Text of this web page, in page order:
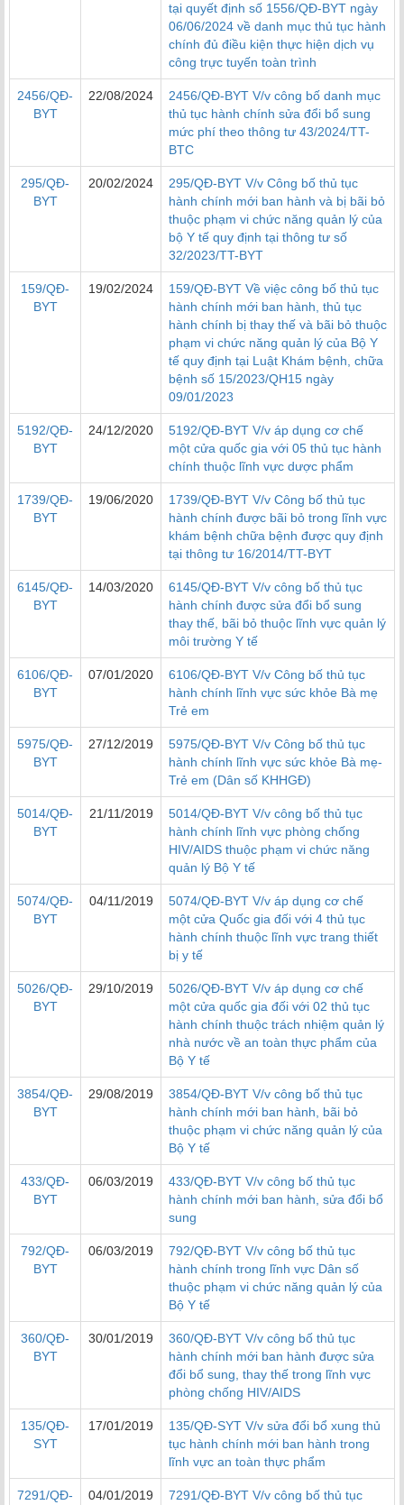
tại quyết định số 1556/QĐ-BYT ngày
06/06/2024 về danh mục thủ tục hành
chính đủ điều kiện thực hiện dịch vụ
công trực tuyến toàn trình
2456/QĐ-
BYT
22/08/2024
2456/QĐ-BYT V/v công bố danh mục
thủ tục hành chính sửa đổi bổ sung
mức phí theo thông tư 43/2024/TT-
BTC
295/QĐ-
BYT
20/02/2024
295/QĐ-BYT V/v Công bố thủ tục
hành chính mới ban hành và bị bãi bỏ
thuộc phạm vi chức năng quản lý của
bộ Y tế quy định tại thông tư số
32/2023/TT-BYT
159/QĐ-
BYT
19/02/2024
159/QĐ-BYT Về việc công bố thủ tục
hành chính mới ban hành, thủ tục
hành chính bị thay thế và bãi bỏ thuộc
phạm vi chức năng quản lý của Bộ Y
tế quy định tại Luật Khám bệnh, chữa
bệnh số 15/2023/QH15 ngày
09/01/2023
5192/QĐ-
BYT
24/12/2020
5192/QĐ-BYT V/v áp dụng cơ chế
một cửa quốc gia với 05 thủ tục hành
chính thuộc lĩnh vực dược phẩm
1739/QĐ-
BYT
19/06/2020
1739/QĐ-BYT V/v Công bố thủ tục
hành chính được bãi bỏ trong lĩnh vực
khám bệnh chữa bệnh được quy định
tại thông tư 16/2014/TT-BYT
6145/QĐ-
BYT
14/03/2020
6145/QĐ-BYT V/v công bố thủ tục
hành chính được sửa đổi bổ sung
thay thế, bãi bỏ thuộc lĩnh vực quản lý
môi trường Y tế
6106/QĐ-
BYT
07/01/2020
6106/QĐ-BYT V/v Công bố thủ tục
hành chính lĩnh vực sức khỏe Bà mẹ
Trẻ em
5975/QĐ-
BYT
27/12/2019
5975/QĐ-BYT V/v Công bố thủ tục
hành chính lĩnh vực sức khỏe Bà mẹ-
Trẻ em (Dân số KHHGĐ)
5014/QĐ-
BYT
21/11/2019
5014/QĐ-BYT V/v công bố thủ tục
hành chính lĩnh vực phòng chống
HIV/AIDS thuộc phạm vi chức năng
quản lý Bộ Y tế
5074/QĐ-
BYT
04/11/2019
5074/QĐ-BYT V/v áp dụng cơ chế
một cửa Quốc gia đối với 4 thủ tục
hành chính thuộc lĩnh vực trang thiết
bị y tế
5026/QĐ-
BYT
29/10/2019
5026/QĐ-BYT V/v áp dụng cơ chế
một cửa quốc gia đối với 02 thủ tục
hành chính thuộc trách nhiệm quản lý
nhà nước về an toàn thực phẩm của
Bộ Y tế
3854/QĐ-
BYT
29/08/2019
3854/QĐ-BYT V/v công bố thủ tục
hành chính mới ban hành, bãi bỏ
thuộc phạm vi chức năng quản lý của
Bộ Y tế
433/QĐ-
BYT
06/03/2019
433/QĐ-BYT V/v công bố thủ tục
hành chính mới ban hành, sửa đổi bổ
sung
792/QĐ-
BYT
06/03/2019
792/QĐ-BYT V/v công bố thủ tục
hành chính trong lĩnh vực Dân số
thuộc phạm vi chức năng quản lý của
Bộ Y tế
360/QĐ-
BYT
30/01/2019
360/QĐ-BYT V/v công bố thủ tục
hành chính mới ban hành được sửa
đổi bổ sung, thay thế trong lĩnh vực
phòng chống HIV/AIDS
135/QĐ-
SYT
17/01/2019
135/QĐ-SYT V/v sửa đổi bổ xung thủ
tục hành chính mới ban hành trong
lĩnh vực an toàn thực phẩm
7291/QĐ-
04/01/2019
7291/QĐ-BYT V/v công bố thủ tục